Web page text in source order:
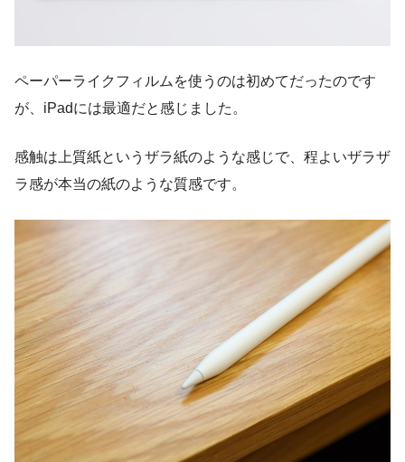
ペーパーライクフィルムを使うのは初めてだったのです
が、iPadには最適だと感じました。
感触は上質紙というザラ紙のような感じで、程よいザラザ
ラ感が本当の紙のような質感です。